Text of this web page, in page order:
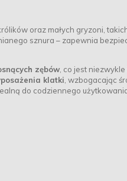
oraz małych gryzoni,
sznura – zapewnia
zębów, co jest
klatki, wzbogacając
do codziennego